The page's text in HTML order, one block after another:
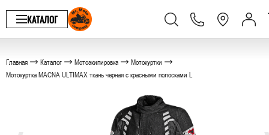
КАТАЛОГ
Главная Каталог Мотоэкипировка
Мотокуртки
Мотокуртка MACNA ULTIMAX ткань черная с красными полосками L